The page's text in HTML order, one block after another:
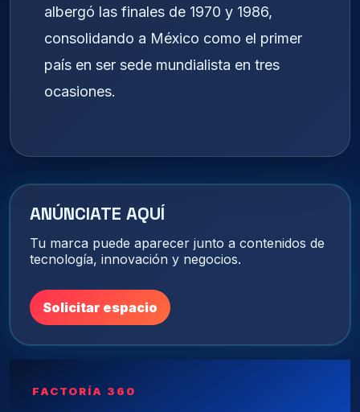
albergó las finales de 1970 y 1986,
consolidando a México como el primer
país en ser sede mundialista en tres
ocasiones.
ANÚNCIATE AQUÍ
Tu marca puede aparecer junto a contenidos de
tecnología, innovación y negocios.
Solicitar espacio
FACTORÍA 360